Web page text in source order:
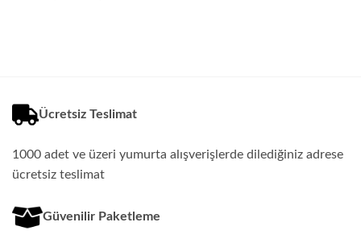
Ücretsiz Teslimat
1000 adet ve üzeri yumurta alışverişlerde dilediğiniz adrese
ücretsiz teslimat
Güvenilir Paketleme